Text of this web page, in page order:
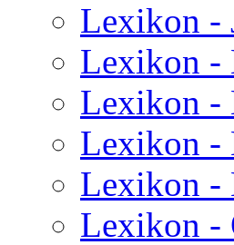
Lexikon -
Lexikon -
Lexikon -
Lexikon -
Lexikon -
Lexikon -